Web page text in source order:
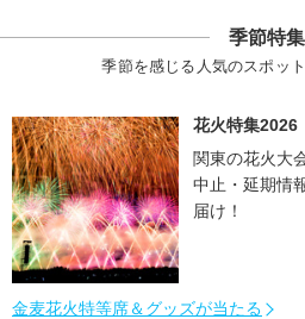
季節特集
季節を感じる人気のスポッ
花火特集2026
関東の花火大
中止・延期情
届け！
金麦花火特等席＆グッズが当たる